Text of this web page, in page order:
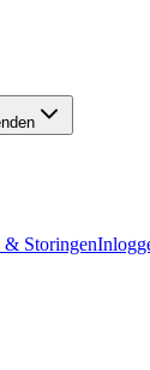
Storingen